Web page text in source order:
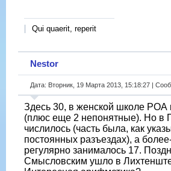
Qui quaerit, reperit
Nestor
Дата: Вторник, 19 Марта 2013, 15:18:27 |
Здесь 30, в женской школе РОА
(плюс еще 2 непонятные). Но в
числилось (часть была, как
постоянных разъездах), а
регулярно занималось 17.
Смысловским ушло в